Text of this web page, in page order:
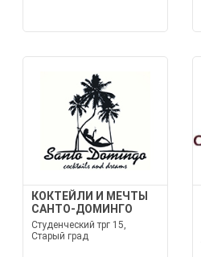
КОКТЕЙЛИ И МЕЧТЫ
САНТО-ДОМИНГО
Студенческий трг 15,
Старый град